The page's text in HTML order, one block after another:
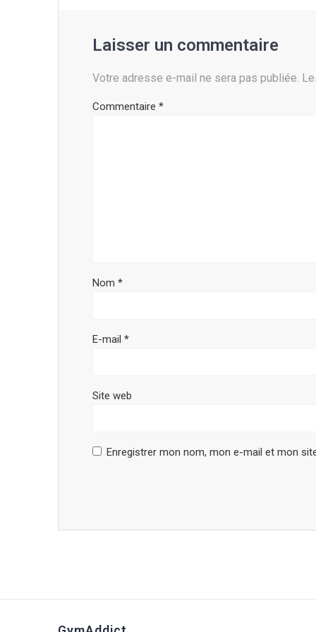
Laisser un commentaire
Votre adresse e-mail ne sera pas publiée.
Commentaire*
Nom*
E-mail*
Site web
Enregistrer mon nom, mon e-mail et mon